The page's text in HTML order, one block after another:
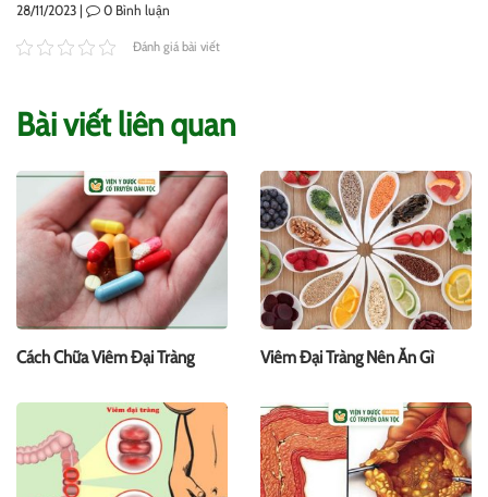
28/11/2023 | 0 Bình luận
Đánh giá bài viết
Bài viết liên quan
Cách Chữa Viêm Đại Tràng Viêm Đại Tràng Nên Ăn Gì